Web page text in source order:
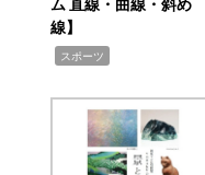
ム 直線・曲線・斜め
線】
スポーツ